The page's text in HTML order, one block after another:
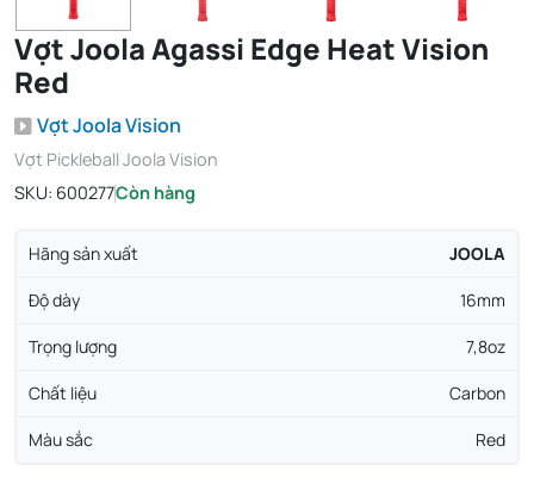
Vợt Joola Agassi Edge Heat Vision
Red
Vợt Joola Vision
Vợt Pickleball Joola Vision
SKU: 600277Còn hàng
Hãng sản xuất JOOLA
Độ dày 16mm
Trọng lượng 7,8oz
Chất liệu Carbon
Màu sắc Red